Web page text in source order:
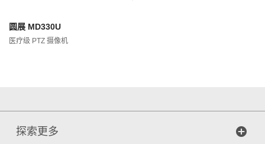
圆展 MD330U
医疗级 PTZ 摄像机
探索更多